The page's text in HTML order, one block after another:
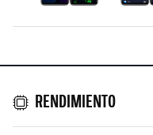
RENDIMIENTO